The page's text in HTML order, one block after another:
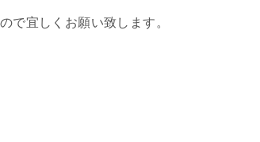
で宜しくお願い致します。